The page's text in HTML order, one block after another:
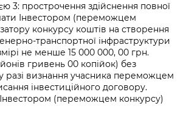
3: прострочення здійснення повної
Інвестором (переможцем
конкурсу коштів на створення
транспортної інфраструктури
не менше 15 000 000, 00 грн.
гривень 00 копійок) без
разі визнання учасника переможцем
інвестиційного договору.
(переможцем конкурсу)